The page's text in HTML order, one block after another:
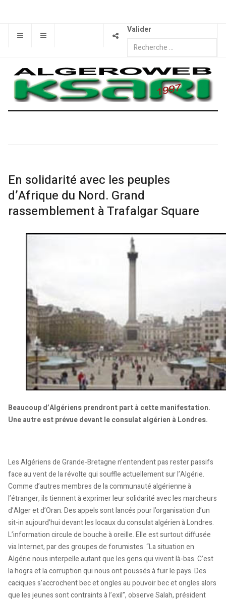
Valider
En solidarité avec les peuples
d’Afrique du Nord. Grand
rassemblement à Trafalgar Square
Beaucoup d’Algériens prendront part à cette manifestation.
Une autre est prévue devant le consulat algérien à Londres.
Les Algériens de Grande-Bretagne n’entendent pas rester passifs
face au vent de la révolte qui souffle actuellement sur l’Algérie.
Comme d’autres membres de la communauté algérienne à
l’étranger, ils tiennent à exprimer leur solidarité avec les marcheurs
d’Alger et d’Oran. Des appels sont lancés pour l’organisation d’un
sit-in aujourd’hui devant les locaux du consulat algérien à Londres.
L’information circule de bouche à oreille. Elle est surtout diffusée
via Internet, par des groupes de forumistes. “La situation en
Algérie nous interpelle autant que les gens qui vivent là-bas. C’est
la hogra et la corruption qui nous ont poussés à fuir le pays. Des
caciques s’accrochent bec et ongles au pouvoir bec et ongles alors
que les jeunes sont contraints à l’exil”, observe Salah, président